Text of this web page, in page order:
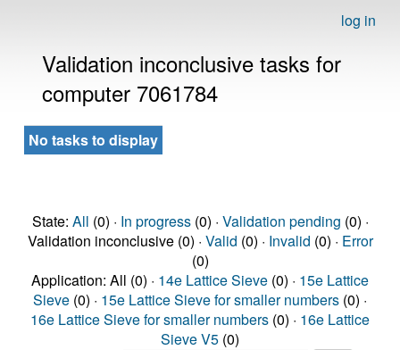
log in
Validation inconclusive tasks for
computer 7061784
No tasks to display
State: All (0) · In progress(0) · Validation pending (0) ·
Validation inconclusive (0) · Valid (0) · Invalid (0) · Error
(0)
Application: All (0) · 14e Lattice Sieve (0) · 15e Lattice
Sieve (0) · 15e Lattice Sieve for smaller numbers (0) ·
16e Lattice Sieve for smaller numbers (0) · 16e Lattice
Sieve V5 (0)